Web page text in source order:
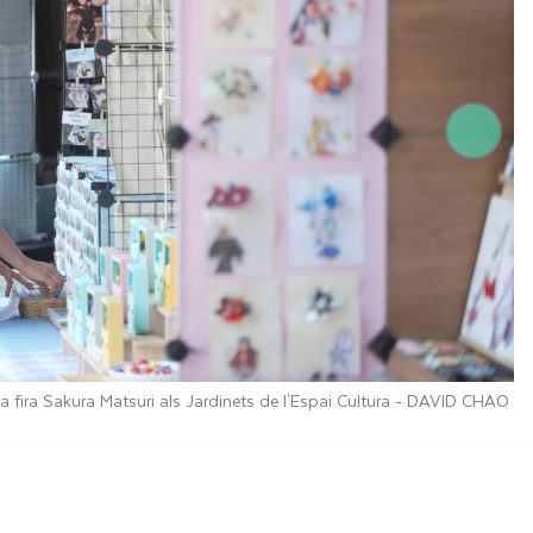
fira Sakura Matsuri als Jardinets de l'Espai Cultura - DAVID CHAO